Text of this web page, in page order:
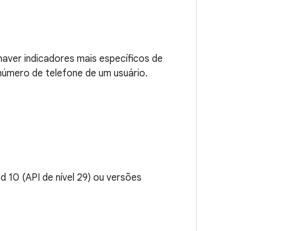
indicadores mais específicos de
de telefone de um usuário.
10 (API de nível 29) ou versões